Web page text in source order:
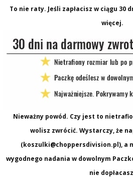
To nie raty. Jeśli zapłacisz w ciągu 30
więcej.
Nieważny powód. Czy jest to
wolisz zwrócić. Wystarczy, że
(koszulki@choppersdivision.pl), a
wygodnego nadania w dowolnym
nie